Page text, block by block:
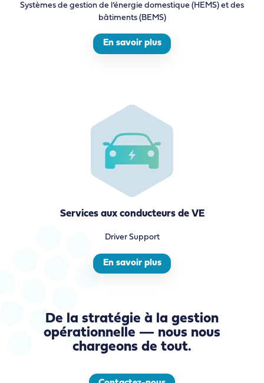
Systèmes de gestion de l’énergie domestique (HEMS) et des
bâtiments (BEMS)
En savoir plus
Services aux conducteurs de VE
Driver Support
En savoir plus
De la stratégie à la gestion
opérationnelle — nous nous
chargeons de tout.